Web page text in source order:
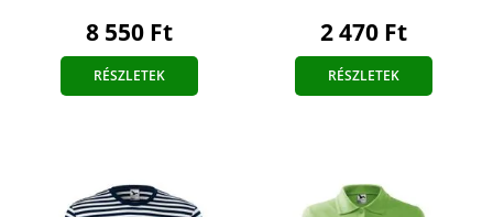
8 550 Ft
RÉSZLETEK
2 470 Ft
RÉSZLETEK